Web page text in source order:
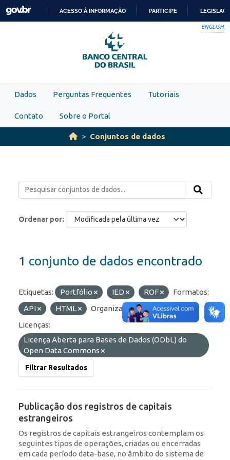
Skip to main content
PARA
O
CONTEÚDO
ACESSO À INFORMAÇÃO PARTICIPE
ENGLISH
Dados Perguntas Frequentes Tutoriais
Contato Sobre o Portal
Conjuntos de dados
Ordenar por
1 conjunto de dados encontrado
Etiquetas: Portfólio IED ROF
Formatos:
API
HTML Organizações:
BCB/Dstat
Licenças:
Licença Aberta para Bases de Dados (ODbL) do
Open Data Commons
Filtrar Resultados
Publicação dos registros de capitais
estrangeiros
Os registros de capitais estrangeiros contemplam os
seguintes tipos de operações, criadas ou encerradas
em cada período data-base, no âmbito do sistema de